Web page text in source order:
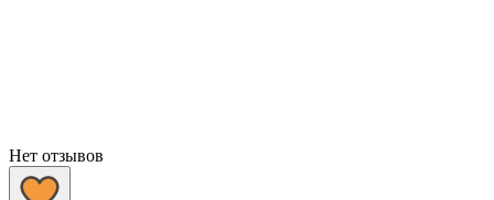
Нет отзывов